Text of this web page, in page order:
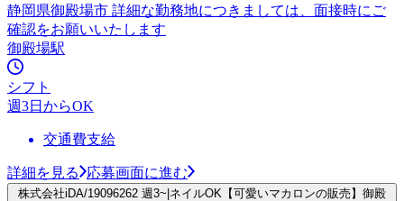
静岡県御殿場市 詳細な勤務地につきましては、面接時にご
確認をお願いいたします
御殿場駅
シフト
週3日からOK
交通費支給
詳細を見る 応募画面に進む
株式会社iDA/19096262 週3~|ネイルOK【可愛いマカロンの販売】御殿